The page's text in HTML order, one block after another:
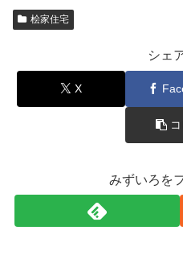
桧家住宅
シェ
X
みずいろを